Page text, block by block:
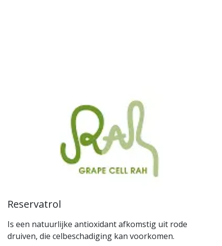
Reservatrol
Is een natuurlijke antioxidant afkomstig uit rode
druiven, die celbeschadiging kan voorkomen.